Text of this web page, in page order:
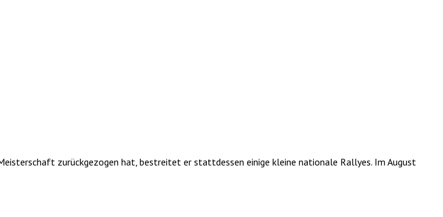
zurückgezogen hat, bestreitet er stattdessen einige kleine nationale Rallyes. Im August